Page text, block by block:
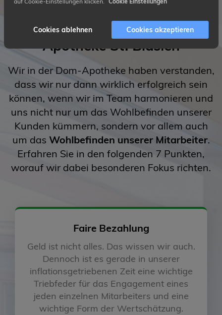
gute Gründe für die Dom-
Apotheke St. Blasien
Wir in der Dom-Apotheke haben verstanden,
dass wir nur dann wirklich erfolgreich sein
können, wenn wir im Team harmonieren und
uns nicht nur um das Wohlbefinden unserer
Kunden kümmern, sondern vor allem auch
um das Wohlbefinden unserer Mitarbeiter.
Erfahren Sie in den folgenden 7 Punkten,
worauf wir dabei besonderen Fokus richten.
Faire Bezahlung
Geld ist nicht alles. Das wissen wir auch.
Dennoch ist es gerade in unserer
inflationsgetriebenen Zeit eine wichtige
Triebfeder für das Engagement eines
jeden einzelnen Mitarbeiters und eine
wichtige Form der Wertschätzung.
Cookies ablehnen Cookies akzeptieren